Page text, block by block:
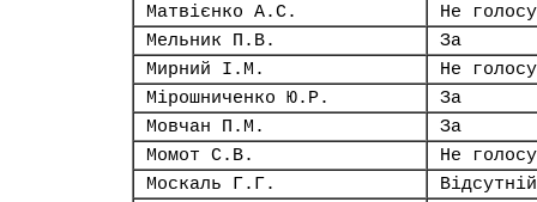
Матвієнко А.С.
Не
Мельник П.В.
За
Мирний І.М.
Не
Мірошниченко Ю.Р.
За
Мовчан П.М.
За
Момот С.В.
Не
Москаль Г.Г.
Відсутній